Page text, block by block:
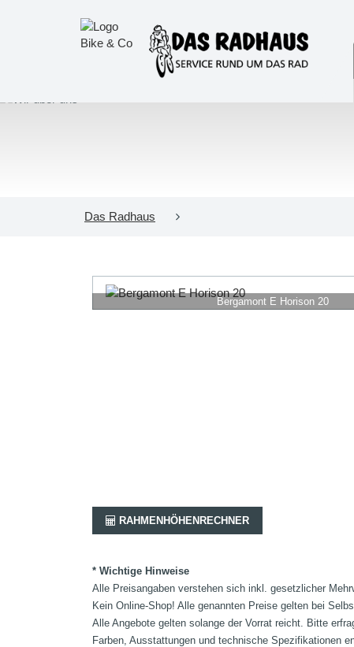
Das Radhaus
Bergamont E Horison 20
RAHMENHÖHENRECHNER
* Wichtige Hinweise
Alle Preisangaben verstehen sich inkl. gesetzlicher
Kein Online-Shop! Alle genannten Preise gelten bei
Alle Angebote gelten solange der Vorrat reicht. Bitte
Farben, Ausstattungen und technische Spezifikationen